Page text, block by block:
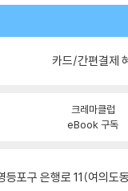
카드/간편결제
크레마클럽
eBook 구독
등포구 은행로 11(여의도